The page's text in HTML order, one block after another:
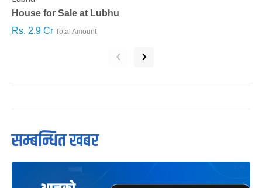
House for Sale at Lubhu
Rs. 2.9 Cr Total Amount
‹ ›
सम्बन्धित खबर